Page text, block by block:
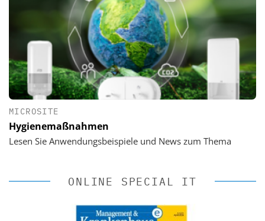
MICROSITE
Hygienemaßnahmen
Lesen Sie Anwendungsbeispiele und News zum Thema
ONLINE SPECIAL IT